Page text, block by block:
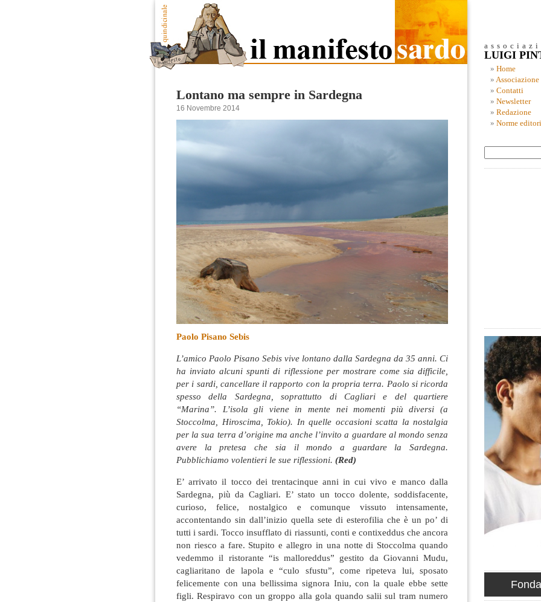
Lontano ma sempre in Sardegna
16 Novembre 2014
Paolo Pisano Sebis
L’amico Paolo Pisano Sebis vive lontano dalla Sardegna da 35 anni. Ci
ha inviato alcuni spunti di riflessione per mostrare come sia difficile,
per i sardi, cancellare il rapporto con la propria terra. Paolo si ricorda
spesso della Sardegna, soprattutto di Cagliari e del quartiere
“Marina”. L’isola gli viene in mente nei momenti più diversi (a
Stoccolma, Hiroscima, Tokio). In quelle occasioni scatta la nostalgia
per la sua terra d’origine ma anche l’invito a guardare al mondo senza
avere la pretesa che sia il mondo a guardare la Sardegna.
Pubblichiamo volentieri le sue riflessioni. (Red)
E’ arrivato il tocco dei trentacinque anni in cui vivo e manco dalla
Sardegna, più da Cagliari. E’ stato un tocco dolente, soddisfacente,
curioso, felice, nostalgico e comunque vissuto intensamente,
accontentando sin dall’inizio quella sete di esterofilia che è un po’ di
tutti i sardi. Tocco insufflato di riassunti, conti e contixeddus che ancora
non riesco a fare. Stupito e allegro in una notte di Stoccolma quando
vedemmo il ristorante “is malloreddus” gestito da Giovanni Mudu,
cagliaritano de lapola e “culo sfustu”, come ripeteva lui, sposato
felicemente con una bellissima signora Iniu, con la quale ebbe sette
figli. Respiravo con un groppo alla gola quando salii sul tram numero
LUIGI
Home
Associazione
Contatti
Newsletter
Redazione
Norme